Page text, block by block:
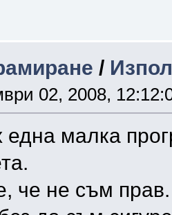
/
02, 2008,
една малка
че не съм